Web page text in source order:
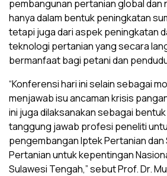
pembangunan pertanian global dan
hanya dalam bentuk peningkatan
tetapi juga dari aspek peningkatan
teknologi pertanian yang secara
bermanfaat bagi petani dan
“Konferensi hari ini selain sebagai
menjawab isu ancaman krisis
ini juga dilaksanakan sebagai
tanggung jawab profesi peneliti
pengembangan Iptek Pertanian dan
Pertanian untuk kepentingan
Sulawesi Tengah,” sebut Prof. Dr.